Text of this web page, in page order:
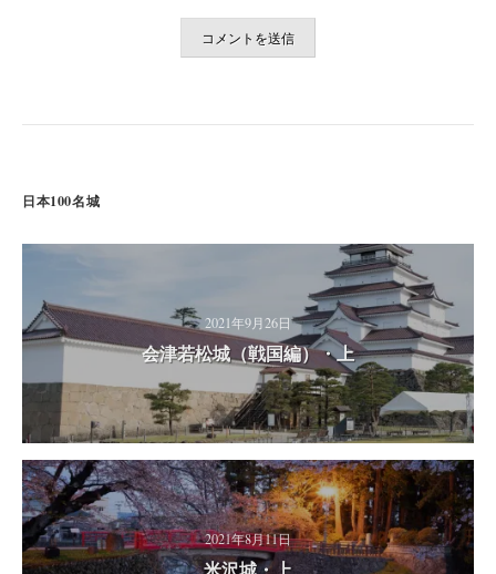
日本100名城
2021年9月26日
会津若松城（戦国編）・上
2021年8月11日